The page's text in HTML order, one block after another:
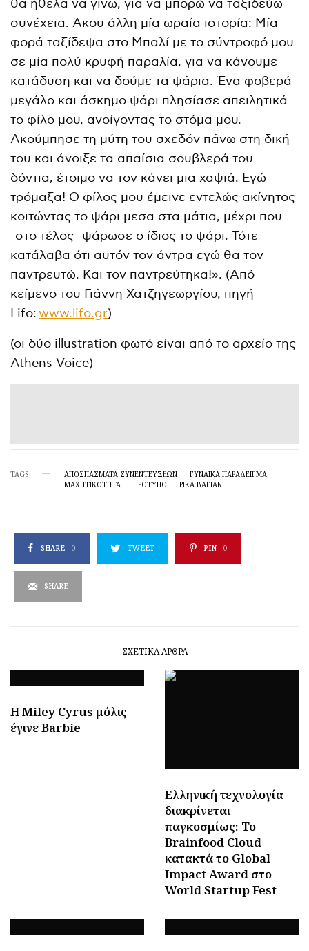
θα ήθελα να γίνω, για να μπορώ να ταξιδεύω
συνέχεια. Άκου άλλη μία ωραία ιστορία: Μία
φορά ταξίδεψα στο Μπαλί με το σύντροφό μου
σε μία πολύ κρυφή παραλία, για να κάνουμε
κατάδυση και να δούμε τα ψάρια. Ένα φοβερά
μεγάλο και άσκημο ψάρι πλησίασε απειλητικά
το φίλο μου, ανοίγοντας το στόμα μου.
Ακούμπησε τη μύτη του σχεδόν πάνω στη δική
του και άνοιξε τα απαίσια σουβλερά του
δόντια, έτοιμο να τον κάνει μια χαψιά. Εγώ
τρόμαξα! Ο φίλος μου έμεινε εντελώς ακίνητος
κοιτώντας το ψάρι μεσα στα μάτια, μέχρι που
-στο τέλος- ψάρωσε ο ίδιος το ψάρι. Τότε
κατάλαβα ότι αυτόν τον άντρα εγώ θα τον
παντρευτώ. Και τον παντρεύτηκα!». (Από
κείμενο του Γιάννη Χατζηγεωργίου, πηγή
Lifo:www.lifo.gr)
(οι δύο illustration φωτό είναι από το αρχείο της
Athens Voice)
TAGS ΑΠΟΣΠΆΣΜΑΤΑ ΣΥΝΕΝΤΕΎΞΕΩΝ
ΓΥΝΑΊΚΑ ΠΑΡΆΔΕΙΓΜΑ
ΜΑΧΗΤΙΚΌΤΗΤΑ
ΠΡΟΤΥΠΟ ΡΊΚΑ ΒΑΓΙΆΝΗ
SHARE 0 TWEET PIN 0
SHARE
ΣΧΕΤΙΚΆ ΆΡΘΡΑ
H Miley Cyrus μόλις
έγινε Barbie
Ελληνική τεχνολογία
διακρίνεται
παγκοσμίως: Το
Brainfood Cloud
κατακτά το Global
Impact Award στο
World Startup Fest